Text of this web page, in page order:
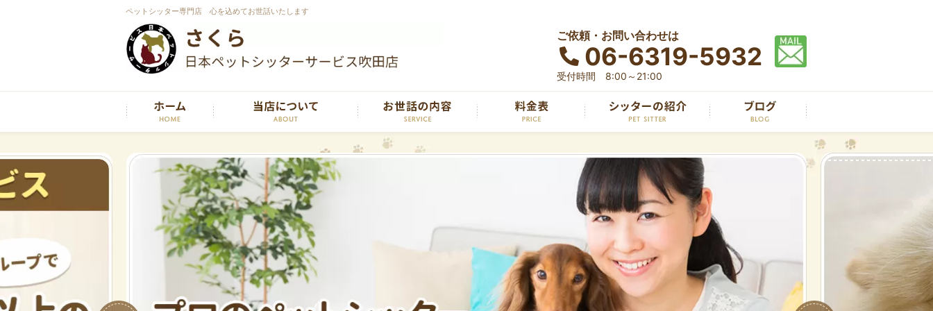
ペットシッター専門店 心を込めてお世話いたします
ご依頼・お問い合わせは
06-6319-5932
受付時間 8:00～21:00